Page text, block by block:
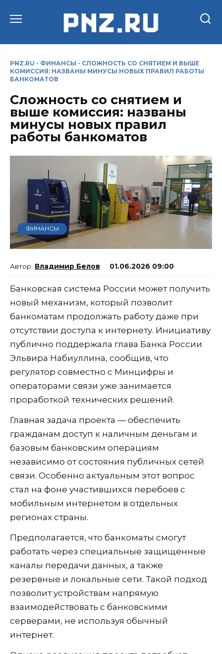
PNZ.RU - ФИНАНСЫ - СЛОЖНОСТЬ СО СНЯТИЕМ И ВЫШЕ
КОМИССИЯ: НАЗВАНЫ МИНУСЫ НОВЫХ ПРАВИЛ РАБОТЫ
БАНКОМАТОВ
Сложность со снятием и
выше комиссия: названы
минусы новых правил
работы банкоматов
ФИНАНСЫ
Владимир Белов 01.06.2026 09:00
Банковская система России может получить
новый механизм, который позволит
банкоматам продолжать работу даже при
отсутствии доступа к интернету. Инициативу
публично поддержала глава Банка России
Эльвира Набиуллина, сообщив, что
регулятор совместно с Минцифры и
операторами связи уже занимается
проработкой технических решений.
Главная задача проекта — обеспечить
гражданам доступ к наличным деньгам и
базовым банковским операциям
независимо от состояния публичных сетей
связи. Особенно актуальным этот вопрос
стал на фоне участившихся перебоев с
мобильным интернетом в отдельных
регионах страны.
Предполагается, что банкоматы смогут
работать через специальные защищенные
каналы передачи данных, а также
резервные и локальные сети. Такой подход
позволит устройствам напрямую
взаимодействовать с банковскими
серверами, не используя обычный
интернет.